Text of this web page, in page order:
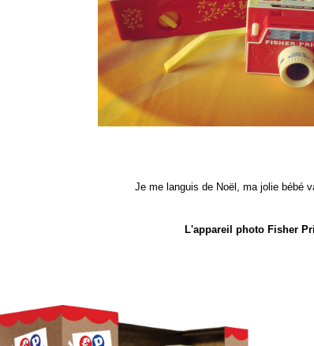
Je me languis de Noël, ma jolie bébé
L'appareil photo Fisher